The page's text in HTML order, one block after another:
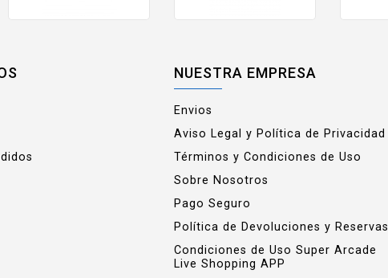
NUESTRA EMPRESA
Envios
Aviso Legal y Política de Privacidad
Términos y Condiciones de Uso
Sobre Nosotros
Pago Seguro
Política de Devoluciones y Reservas
Condiciones de Uso Super Arcade
Live Shopping APP